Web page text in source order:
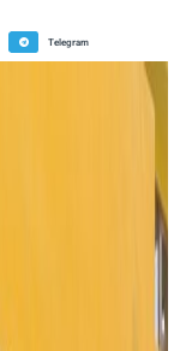
Telegram